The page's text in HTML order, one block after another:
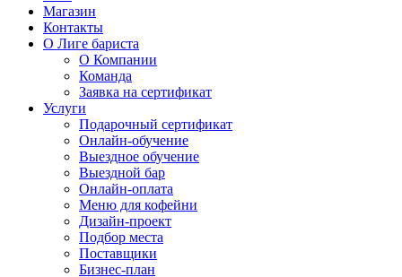
Магазин
Контакты
О Лиге бариста
О Компании
Команда
Заявка на сертификат
Услуги
Подарочный сертификат
Онлайн-обучение
Выездное обучение
Выездной бар
Онлайн-оплата
Меню для кофейни
Дизайн-проект
Подбор места
Поставщики
Бизнес-план